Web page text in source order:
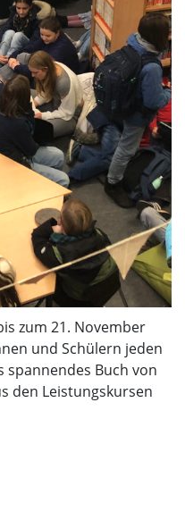
zum 21. November
und Schülern jeden
spannendes Buch von
den Leistungskursen